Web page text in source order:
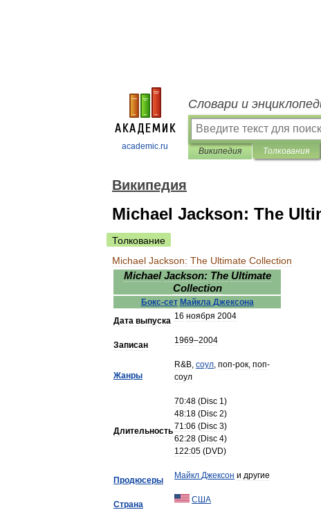
academic.ru
Словари и
Википедия Толкования
Википедия
Michael Jackson: The
Толкование
Michael Jackson: The Ultimate Collection
Michael Jackson: The Ultimate
Collection
Бокс-сет Майкла Джексона
Дата выпуска 16 ноября 2004
Записан 1969–2004
Жанры
R&B, соул, поп-рок, поп-
соул
Длительность
70:48 (Disc 1)
48:18 (Disc 2)
71:06 (Disc 3)
62:28 (Disc 4)
122:05 (DVD)
Продюсеры Майкл Джексон и другие
Страна США